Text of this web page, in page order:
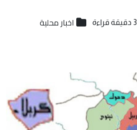
3 دقيقة قراءة اخبار محلية